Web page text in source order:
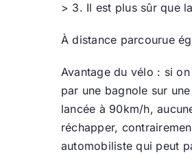
> 3. Il est plus sûr que
À distance parcourue
Avantage du vélo : si
par une bagnole sur
lancée à 90km/h,
réchapper,
automobiliste qui peut